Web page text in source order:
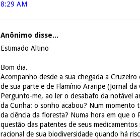
8:29 AM
Anônimo disse...
Estimado Altino
Bom dia.
Acompanho desde a sua chegada a
de sua parte e de Flamínio Araripe (Jornal da
Pergunto-me, ao ler o desabafo da notável
da Cunha: o sonho acabou? Num momento
da ciência da floresta? Numa hora em que o
questão das patentes de seus
racional de sua biodiversidade quando há